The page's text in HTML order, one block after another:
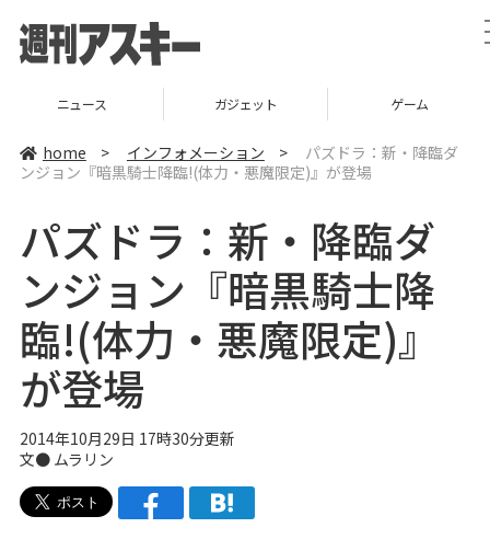
ニュース ガジェット ゲーム
home > インフォメーション >
パズドラ：新・降臨ダ
ンジョン『暗黒騎士降臨!(体力・悪魔限定)』が登場
パズドラ：新・降臨ダ
ンジョン『暗黒騎士降
臨!(体力・悪魔限定)』
が登場
2014年10月29日 17時30分更新
文● ムラリン